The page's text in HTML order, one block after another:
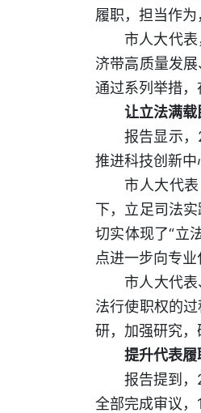
履职，担当作
市人大代
济带高质量发
通过系列举措
让立法满载
报告显示
推进科技创新
市人大代
下，立足司法
切实体现了“立
点进一步向专业
市人大代
法行使职权的
研，加强研究
提升代表履
报告提到
全部完成审议